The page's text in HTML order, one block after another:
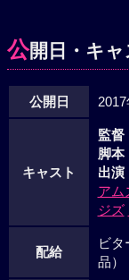
公開日・キ
公開日
キャスト
監督
脚本
出演
アム
ジズ
配給
ビタ
品）